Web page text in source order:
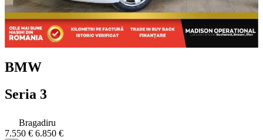
BMW
Seria 3
Bragadiru
7.550 € 6.850 €